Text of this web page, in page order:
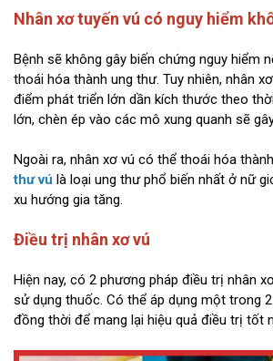
Nhân xơ tuyến vú có nguy hiểm
Bệnh sẽ không gây biến chứng nguy hiểm
thoái hóa thành ung thư. Tuy nhiên, nhân
điểm phát triển lớn dần kích thước theo
lớn, chèn ép vào các mô xung quanh sẽ
Ngoài ra, nhân xơ vú có thể thoái hóa
thư vú là loại ung thư phổ biến nhất ở nữ
xu hướng gia tăng.
Điều trị nhân xơ vú
Hiện nay, có 2 phương pháp điều trị nhân
sử dụng thuốc. Có thể áp dụng một trong
đồng thời để mang lại hiệu quả điều trị tốt